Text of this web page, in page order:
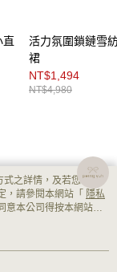
直
活力氛圍鎖鏈雪
裙
NT$1,494
NT$4,980
之詳情，及若您不希
，請參閱本網站「 隱私
意本公司得按本網站使